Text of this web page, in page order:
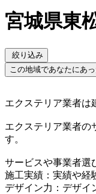
宮城県東
絞り込み
この地域であなたにあ
エクステリア業者は
エクステリア業者の
す。
サービスや事業者選
施工実績：実績や経
デザイン力：デザイ